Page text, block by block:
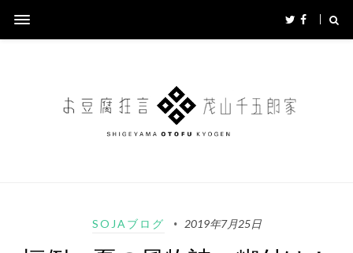
SOJAブログ 2019年7月25日